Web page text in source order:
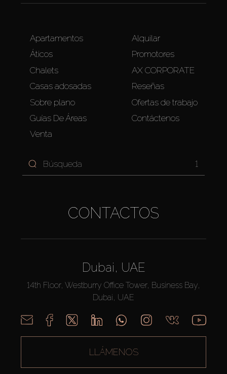
Apartamentos
Áticos
Chalets
Casas adosadas
Sobre plano
Guías De Áreas
Venta
Alquilar
Promotores
AX CORPORATE
Reseñas
Ofertas de trabajo
Contáctenos
1
CONTACTOS
Dubai, UAE
14th Floor, Westburry Office Tower, Business Bay,
Dubai, UAE
LLÁMENOS